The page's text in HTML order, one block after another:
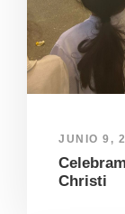
JUNIO 9,
Christi